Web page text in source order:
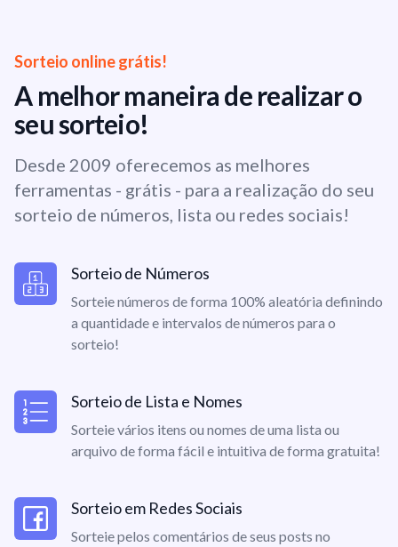
Sorteio online grátis!
A melhor maneira de realizar o
seu sorteio!
Desde 2009 oferecemos as melhores
ferramentas - grátis - para a realização do seu
sorteio de números, lista ou redes sociais!
Sorteio de Números
Sorteie números de forma 100% aleatória definindo
a quantidade e intervalos de números para o
sorteio!
Sorteio de Lista e Nomes
Sorteie vários itens ou nomes de uma lista ou
arquivo de forma fácil e intuitiva de forma gratuita!
Sorteio em Redes Sociais
Sorteie pelos comentários de seus posts no